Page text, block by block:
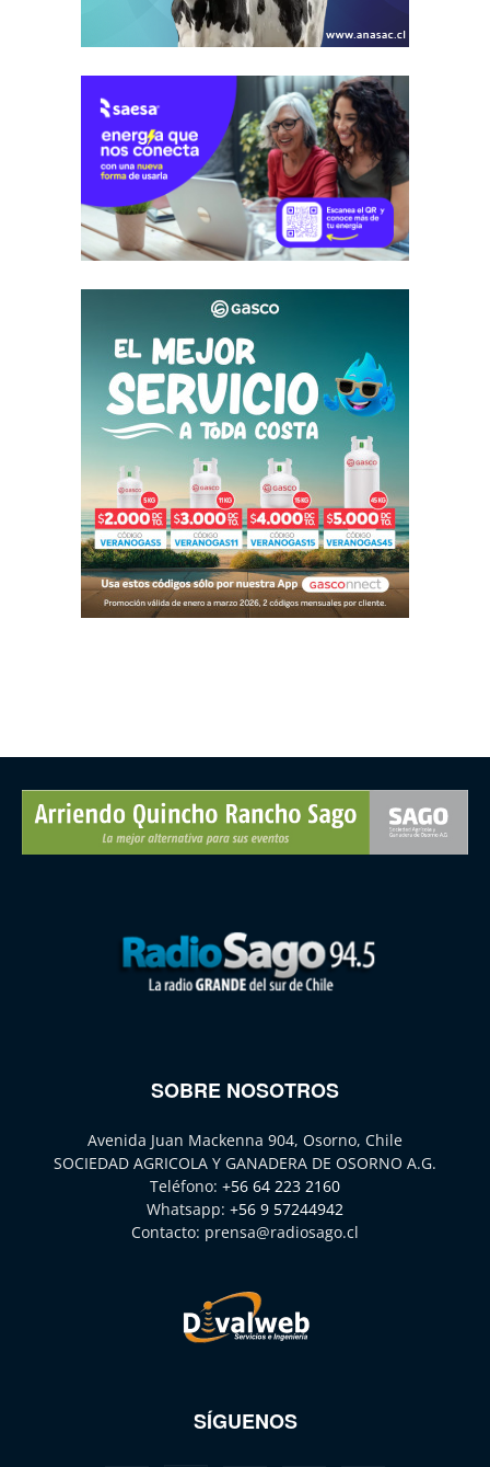
SOBRE NOSOTROS
Avenida Juan Mackenna 904, Osorno, Chile
SOCIEDAD AGRICOLA Y GANADERA DE OSORNO A.G.
Teléfono: +56 64 223 2160
Whatsapp: +56 9 57244942
Contacto: prensa@radiosago.cl
SÍGUENOS